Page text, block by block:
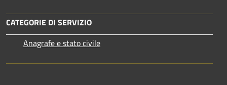
CATEGORIE DI SERVIZIO
Anagrafe e stato civile